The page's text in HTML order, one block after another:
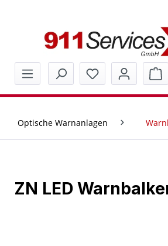
Optische Warnanlagen
ZN LED